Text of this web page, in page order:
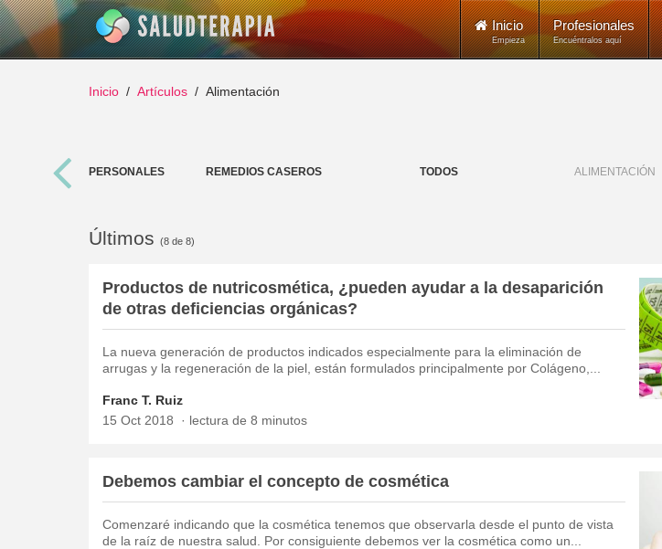
Inicio
Empieza
Profesionales
Encuéntralos aquí
Inicio Artículos Alimentación
ALIMENTACIÓN
RELACIONES PERSONALES REMEDIOS CASEROS TODOS
Últimos (8 de 8)
Productos de nutricosmética, ¿pueden ayudar a la desaparición
de otras deficiencias orgánicas?
La nueva generación de productos indicados especialmente para la eliminación de
arrugas y la regeneración de la piel, están formulados principalmente por Colágeno,...
Franc T. Ruiz
15 Oct 2018
lectura de 8 minutos
Debemos cambiar el concepto de cosmética
Comenzaré indicando que la cosmética tenemos que observarla desde el punto de vista
de la raíz de nuestra salud. Por consiguiente debemos ver la cosmética como un...